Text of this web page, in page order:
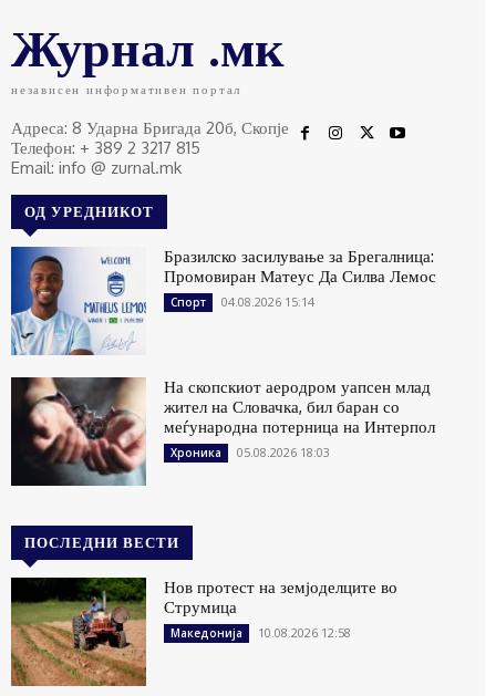
Журнал .мк
независен информативен портал
Адреса: 8 Ударна Бригада 20б, Скопје
Телефон: + 389 2 3217 815
Email: info @ zurnal.mk
ОД УРЕДНИКОТ
Бразилско засилување за Брегалница:
Промовиран Матеус Да Силва Лемос
Спорт 04.08.2026 15:14
На скопскиот аеродром уапсен млад
жител на Словачка, бил баран со
меѓународна потерница на Интерпол
Хроника 05.08.2026 18:03
ПОСЛЕДНИ ВЕСТИ
Нов протест на земјоделците во
Струмица
Македонија 10.08.2026 12:58